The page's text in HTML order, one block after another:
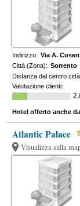
Indirizzo: Via A.
Città (Zona): Sorrento
Distanza dal centro
Valutazione clienti:
Hotel offerto anche da
Atlantic Palace
Visualizza sulla